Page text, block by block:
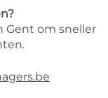
Gent om sneller